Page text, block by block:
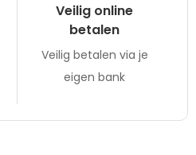
Veilig online
betalen
Veilig betalen via je
eigen bank